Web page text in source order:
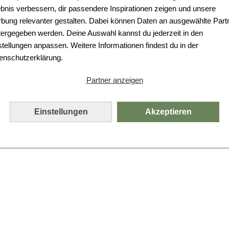
verbessern, dir passendere Inspirationen zeigen und unsere
relevanter gestalten. Dabei können Daten an ausgewählte
werden. Deine Auswahl kannst du jederzeit in den
anpassen. Weitere Informationen findest du in der
Partner anzeigen
Einstellungen Akzeptieren